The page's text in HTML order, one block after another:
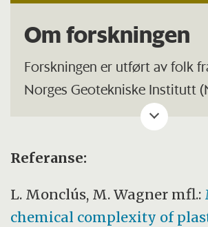
Om forskningen
Forskningen er utført av folk
Norges Geotekniske Institutt
Federal Institute of Aquatic
Technology, Food Packaging
Foundation og Swiss Federal
Forskningen er støttet av
Referanse:
L. Monclús, M. Wagner mfl.:
chemical complexity of